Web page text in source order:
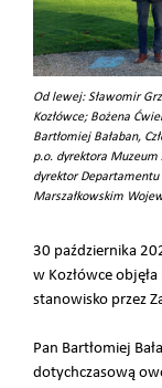
Od lewej: Sławomir
Kozłówce; Bożena
Bartłomiej Bałaban,
p.o. dyrektora Muzeum
dyrektor
Marszałkowskim
30 października
w Kozłówce
stanowisko przez
Pan Bartłomiej
dotychczasową